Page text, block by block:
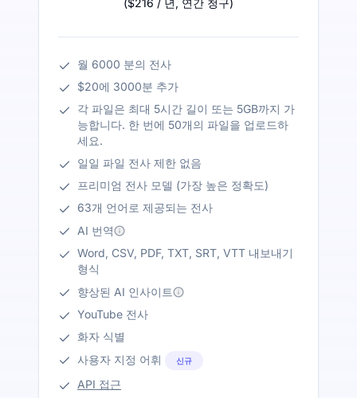
월 6000 분의 전사
$20에 3000분 추가
각 파일은 최대 5시간 길이 또는 5GB까지 가
능합니다. 한 번에 50개의 파일을 업로드하
세요.
일일 파일 전사 제한 없음
프리미엄 전사 모델 (가장 높은 정확도)
63개 언어로 제공되는 전사
AI 번역
Word, CSV, PDF, TXT, SRT, VTT 내보내기
형식
향상된 AI 인사이트
YouTube 전사
화자 식별
사용자 지정 어휘
신규
API 접근